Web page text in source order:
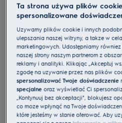
KBV4X
Szuflada do
próżniowego 900
4.9 (11)
Cechy
Zamknij smak w szufladzie
metodą SousVide.
Pakowanie próżniowe i gotowanie
wydobyć pełnię smaku potraw.
Zamarynuj składniki w niecałe
pakowarki próżniowej.
Ta strona używa plików
spersonalizowane
Używamy plików cookie i innych
ulepszania naszej witryny, a także w
marketingowych. Udostępniamy
naszej strony naszym partnerom z
reklamy i analityki. Klikając „Akceptuj
zgodę na używanie przez nas plików
spersonalizować Twoje doświadczenie
specjalne oraz wyświetlać Ci
„Kontynuuj bez akceptacji", blokujesz
co może wpłynąć na Twoje
które jesteśmy w stanie oferować. Aby